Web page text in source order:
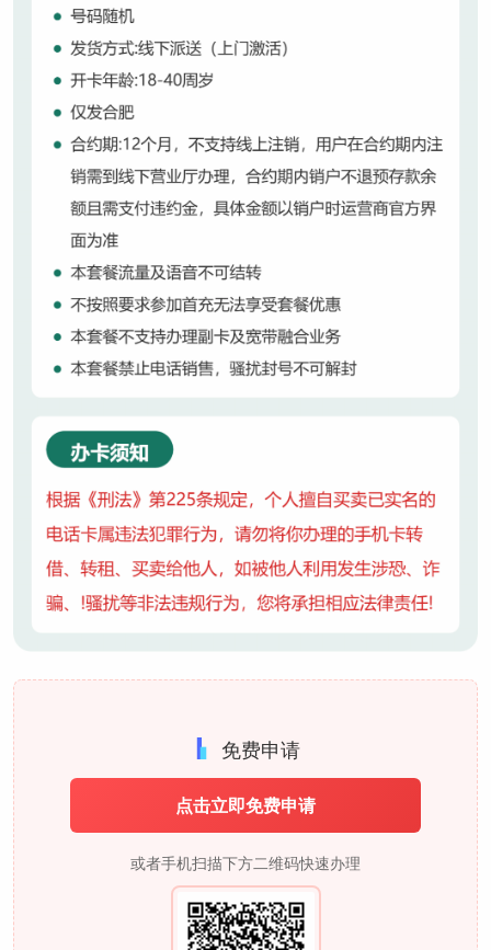
免费申请
点击立即免费申请
或者手机扫描下方二维码快速办理